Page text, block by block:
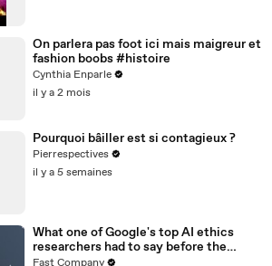
On parlera pas foot ici mais maigreur et
fashion boobs #histoire
Cynthia Enparle
il y a 2 mois
Pourquoi bâiller est si contagieux ?
Pierrespectives
il y a 5 semaines
What one of Google's top AI ethics
researchers had to say before the
company pushed her out